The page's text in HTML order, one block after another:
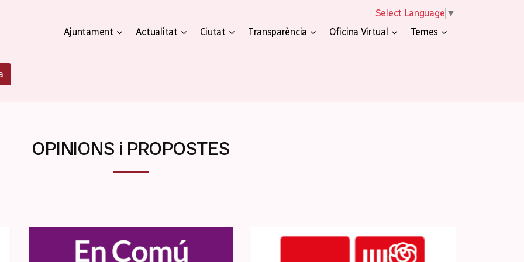
Select Language ▼
Ajuntament Actualitat Ciutat Transparència Oficina Virtual Temes
OPINIONS i PROPOSTES